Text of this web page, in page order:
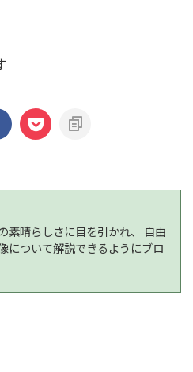
素晴らしさに目を引かれ、 自由
について解説できるようにブロ